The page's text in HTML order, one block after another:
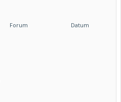
Forum Datum